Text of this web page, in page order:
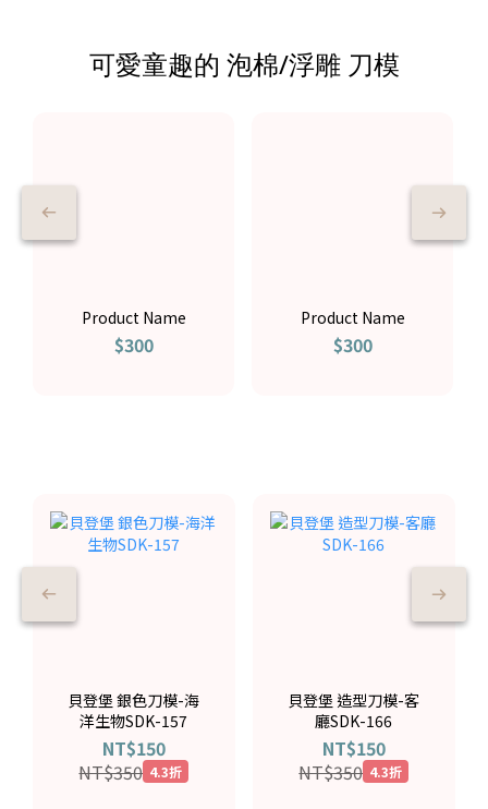
可愛童趣的 泡棉/浮雕 刀模
Product Name
$300
Product Name
$300
貝登堡 銀色刀模-海
洋生物SDK-157
NT$150
NT$350 4.3折
貝登堡 造型刀模-客
廳SDK-166
NT$150
NT$350 4.3折